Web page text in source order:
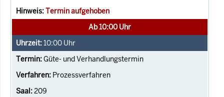
Termin aufgehoben
Ab 10:00 Uhr
10:00 Uhr
Güte- und Verhandlungstermin
Prozessverfahren
209